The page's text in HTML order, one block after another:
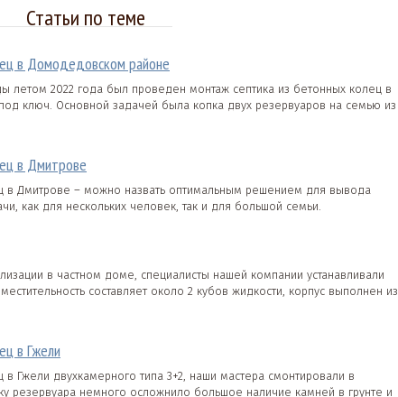
Статьи по теме
в Домодедовском районе
летом 2022 года был проведен монтаж септика из бетонных колец в
ключ. Основной задачей была копка двух резервуаров на семью из
в Дмитрове
в Дмитрове – можно назвать оптимальным решением для вывода
как для нескольких человек, так и для большой семьи.
в частном доме, специалисты нашей компании устанавливали
составляет около 2 кубов жидкости, корпус выполнен из
в Гжели
в Гжели двухкамерного типа 3+2, наши мастера смонтировали в
резервуара немного осложнило большое наличие камней в грунте и